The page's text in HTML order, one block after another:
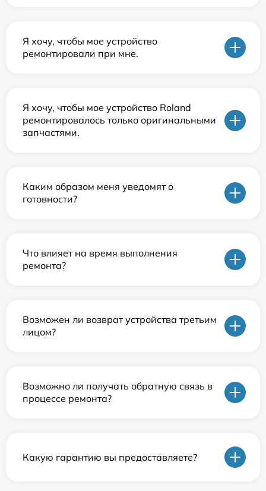
Я хочу, чтобы мое устройство
ремонтировали при мне.
Я хочу, чтобы мое устройство Roland
ремонтировалось только оригинальными
запчастями.
Каким образом меня уведомят о
готовности?
Что влияет на время выполнения
ремонта?
Возможен ли возврат устройства третьим
лицом?
Возможно ли получать обратную связь в
процессе ремонта?
Какую гарантию вы предоставляете?